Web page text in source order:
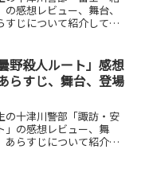
感想レビュー、舞台、
すじについて紹介してい
野殺人ルート」感想
らすじ、舞台、登場
の十津川警部「諏訪・安
」の感想レビュー、舞
あらすじについて紹介し